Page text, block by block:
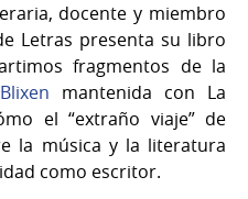
docente y miembro
Letras presenta su libro
fragmentos de la
mantenida con La
el “extraño viaje” de
la música y la literatura
como escritor.